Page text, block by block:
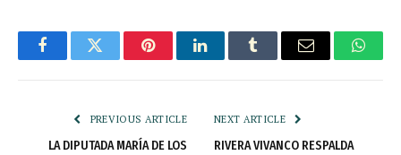
FacebookTwitter PinterestLinkedInTumblr Email
PREVIOUS ARTICLE
LA DIPUTADA MARÍA DE LOS
NEXT ARTICLE
RIVERA VIVANCO RESPALDA